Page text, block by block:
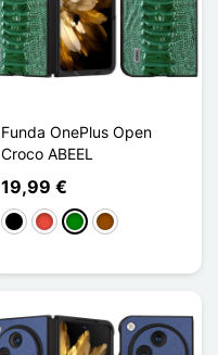
Funda OnePlus Open
Croco ABEEL
19,99 €
NegroRojoVerdeMarrón